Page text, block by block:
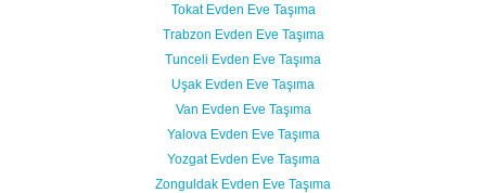
Tokat Evden Eve Taşıma
Trabzon Evden Eve Taşıma
Tunceli Evden Eve Taşıma
Uşak Evden Eve Taşıma
Van Evden Eve Taşıma
Yalova Evden Eve Taşıma
Yozgat Evden Eve Taşıma
Zonguldak Evden Eve Taşıma